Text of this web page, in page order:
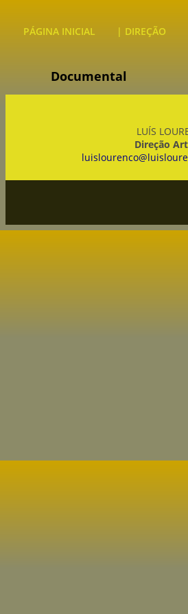
PÁGINA INICIAL | DIREÇÃO
Documental
LUÍS
Direção